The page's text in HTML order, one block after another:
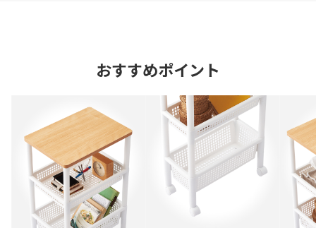
おすすめポイント